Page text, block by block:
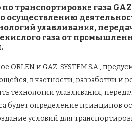
транспортировке газа
осуществлению
улавливания,
газа от
и GAZ-SYSTEM S.A.,
в частности, разработки и
технологии улавливания,
будет определение принципов
условий для